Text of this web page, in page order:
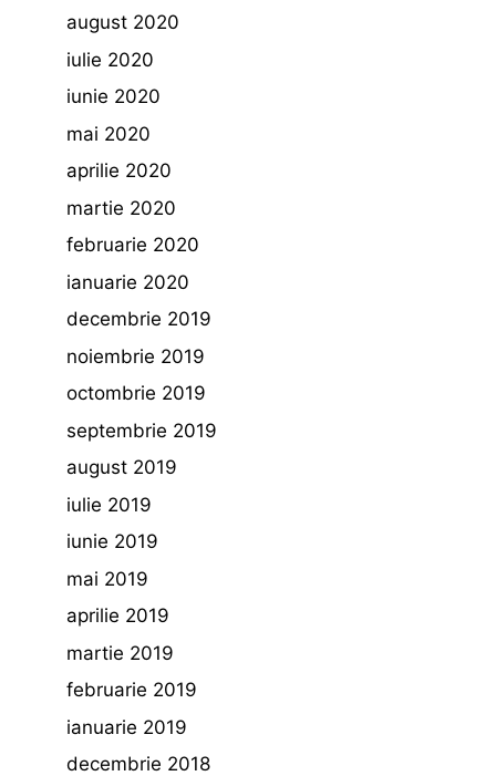
august 2020
iulie 2020
iunie 2020
mai 2020
aprilie 2020
martie 2020
februarie 2020
ianuarie 2020
decembrie 2019
noiembrie 2019
octombrie 2019
septembrie 2019
august 2019
iulie 2019
iunie 2019
mai 2019
aprilie 2019
martie 2019
februarie 2019
ianuarie 2019
decembrie 2018